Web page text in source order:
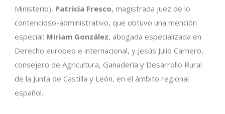
Ministerio), Patricia Fresco, magistrada juez de lo
contencioso-administrativo, que obtuvo una mención
especial; Miriam González, abogada especializada en
Derecho europeo e internacional, y Jesús Julio Carnero,
consejero de Agricultura, Ganadería y Desarrollo Rural
de la Junta de Castilla y León, en el ámbito regional
español.